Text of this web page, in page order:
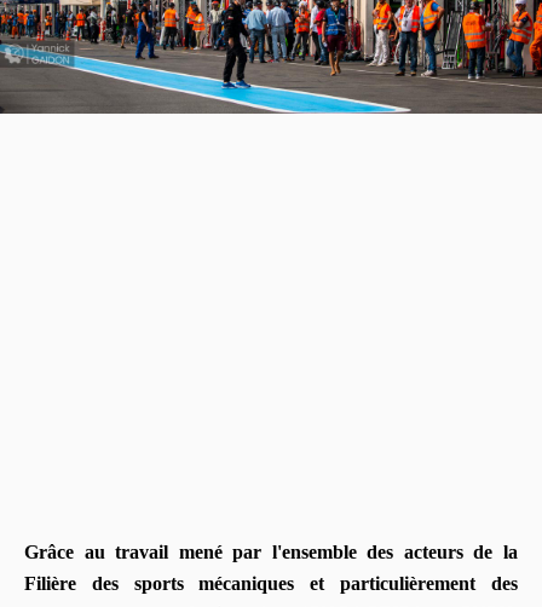
Grâce au travail mené par l'ensemble des acteurs de la
Filière des sports mécaniques et particulièrement des